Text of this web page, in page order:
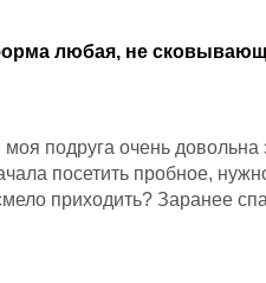
любая, не
подруга очень довольна
посетить пробное,
приходить? Заранее